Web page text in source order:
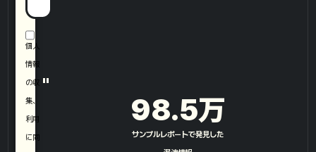
個人
情報
の収
集、
利用
に同
"
98.5万
サンプルレポートで発見した